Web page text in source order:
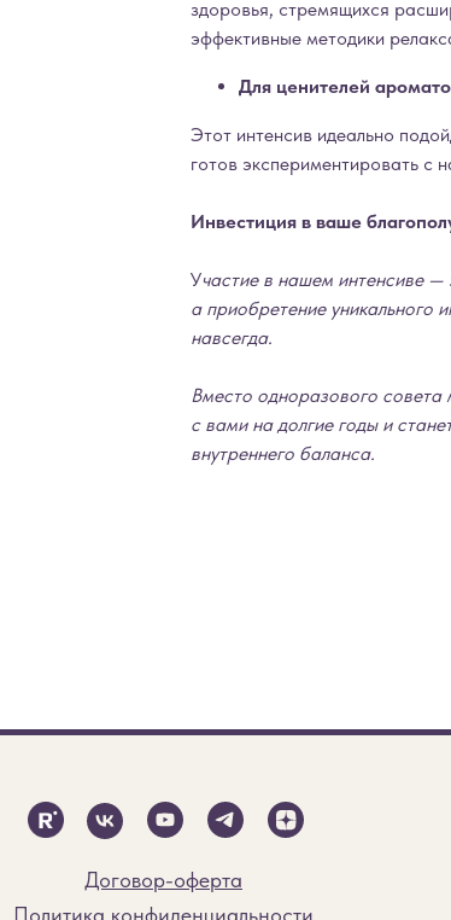
здоровья, стремящихся
эффективные методики
Для ценителей
Этот интенсив идеально
готов экспериментировать с
Инвестиция в ваше
Участие в нашем интенсиве —
а приобретение уникального
навсегда.
Вместо одноразового
с вами на долгие годы и
внутреннего баланса.
Договор-оферта
Политика конфиденциальности